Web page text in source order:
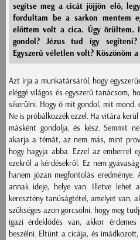
segítse meg a cicát jöjjön elő,
fordultam be a sarkon mentem
előttem volt a cica. Úgy örültem.
gondol? Jézus tud így segíteni?
Egyszerű véletlen volt? Köszönöm
Azt írja a munkatársáról, hogy
eléggé világos és egyszerű tanácsom,
sikerülni. Hogy ő mit gondol, mit mond,
Ne is próbálkozzék ezzel. Ha vitára
másként gondolja, és kész. Semmit
akarja a témát, az nem más, mint
hogy hagyja abba. Ezzel az emberrel
ezekről a kérdésekről. Ez nem
hanem józan megfontolás
annak ideje, helye van. Illetve lehet
keresztény tanúságtétel, amelyet van,
szükséges azon görcsölni, hogy meg
igazi érdeklődés van, akkor
beszélni. Eltűnt a cicája, és